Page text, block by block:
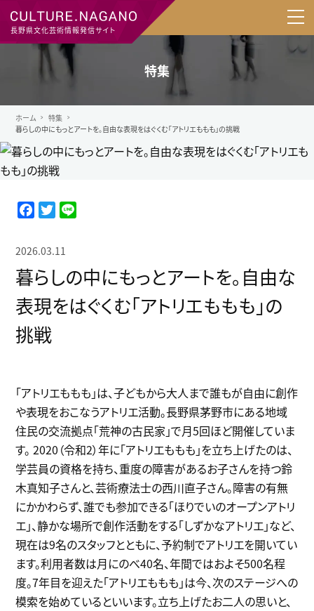
長野県文化芸術情報発信サイト
特集
ホーム
特集
暮らしの中にもっとアートを。自由な表現をはぐくむ「アトリエももも」の挑戦
F
c
e
b
o
o
k
T
i
t
e
r
2026.03.11
暮らしの中にもっとアートを。自由な
表現をはぐくむ「アトリエももも」の
挑戦
「アトリエももも」は、子どもから大人まで誰もが自由に創作
や表現をおこなうアトリエ活動。長野県茅野市にある地域
住民の交流拠点「荒神の古民家」で月5回ほど開催していま
す。 2020（令和2）年に「アトリエももも」を立ち上げたのは、
学芸員の資格を持ち、重度の障害があるお子さんを持つ鈴
木真知子さんと、芸術療法士の西川直子さん。障害の有無
にかかわらず、誰でも参加できる「ほりでいのオープンアトリ
エ」、静かな場所で創作活動をする「しずかなアトリエ」など、
現在は9名のスタッフとともに、予約制でアトリエを開いてい
ます。利用者数は月にのべ40名、年間ではおよそ500名程
度。7年目を迎えた「アトリエももも」は今、次のステージへの
模索を始めているといいます。立ち上げたお二人の思いと、